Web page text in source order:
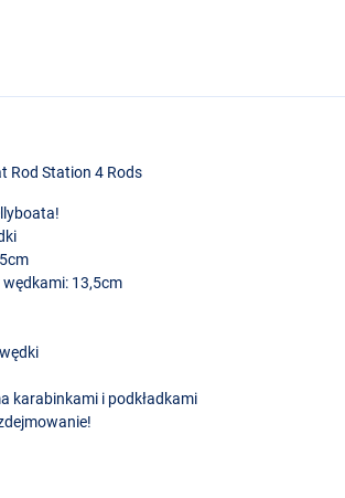
Rod Station 4 Rods
13,5cm
karabinkami i podkładkami